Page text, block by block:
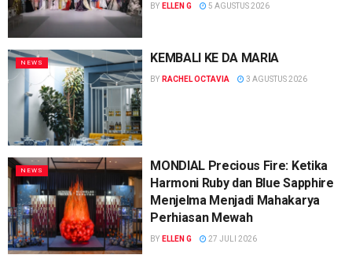
BY ELLEN G 5 AGUSTUS 2026
NEWS KEMBALI KE DA MARIA
BY RACHEL OCTAVIA 3 AGUSTUS 2026
NEWS
MONDIAL Precious Fire: Ketika
Harmoni Ruby dan Blue Sapphire
Menjelma Menjadi Mahakarya
Perhiasan Mewah
BY ELLEN G 27 JULI 2026